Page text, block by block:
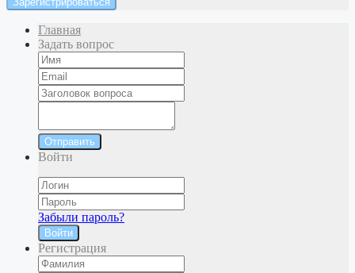
Главная
Задать вопрос
Отправить
Войти
Забыли пароль?
Войти
Регистрация